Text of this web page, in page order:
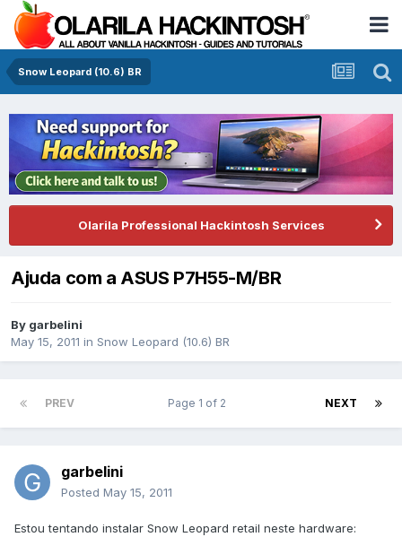
Snow Leopard (10.6) BR
Olarila Professional Hackintosh Services
Ajuda com a ASUS P7H55-M/BR
By garbelini
May 15, 2011 in Snow Leopard (10.6) BR
PREV NEXT
Page 1 of 2
garbelini
Posted May 15, 2011
Estou tentando instalar Snow Leopard retail neste hardware: